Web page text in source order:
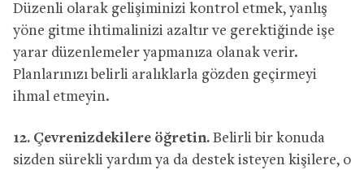
Düzenli olarak gelişiminizi kontrol etmek, yanlış
yöne gitme ihtimalinizi azaltır ve gerektiğinde işe
yarar düzenlemeler yapmanıza olanak verir.
Planlarınızı belirli aralıklarla gözden geçirmeyi
ihmal etmeyin.
12. Çevrenizdekilere öğretin. Belirli bir konuda
sizden sürekli yardım ya da destek isteyen kişilere, o